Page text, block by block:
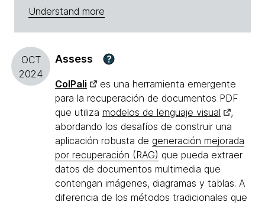
Understand more
OCT
2024
Assess ?
ColPali
es una herramienta emergente
para la recuperación de documentos PDF
que utiliza modelos de lenguaje visual
,
abordando los desafíos de construir una
aplicación robusta de generación mejorada
por recuperación (RAG) que pueda extraer
datos de documentos multimedia que
contengan imágenes, diagramas y tablas. A
diferencia de los métodos tradicionales que